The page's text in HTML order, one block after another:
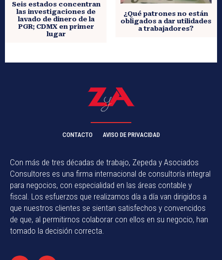
Seis estados concentran
las investigaciones de
lavado de dinero de la
PGR; CDMX en primer
lugar
¿Qué patrones no están
obligados a dar utilidades
a trabajadores?
CONTACTO AVISO DE PRIVACIDAD
Con más de tres décadas de trabajo, Zepeda y Asociados
Consultores es una firma internacional de consultoría integral
para negocios, con especialidad en las áreas contable y
fiscal. Los esfuerzos que realizamos día a día van dirigidos a
que nuestros clientes se sientan satisfechos y convencidos
de que, al permitirnos colaborar con ellos en su negocio, han
tomado la decisión correcta.